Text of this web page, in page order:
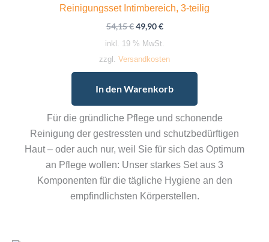
Reinigungsset Intimbereich, 3-teilig
54,15€ Ursprünglicher
war:
54,15 €
49,90€Aktueller
ist:
49,90 €.
inkl. 19 % MwSt.
zzgl. Versandkosten
In den Warenkorb
Für die gründliche Pflege und schonende
Reinigung der gestressten und schutzbedürftigen
Haut – oder auch nur, weil Sie für sich das Optimum
an Pflege wollen: Unser starkes Set aus 3
Komponenten für die tägliche Hygiene an den
empfindlichsten Körperstellen.